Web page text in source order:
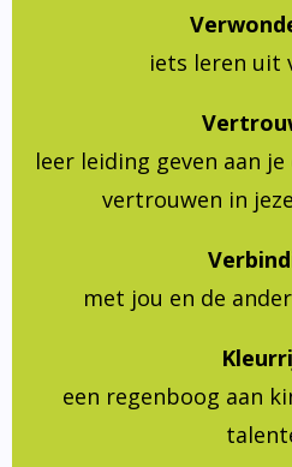
iets leren uit
leer leiding geven aan
vertrouwen in
met jou en de
een regenboog aan